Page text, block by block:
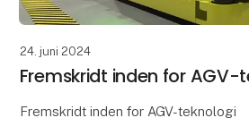
24. juni 2024
Fremskridt inden for AGV-
Fremskridt inden for AGV-teknologi